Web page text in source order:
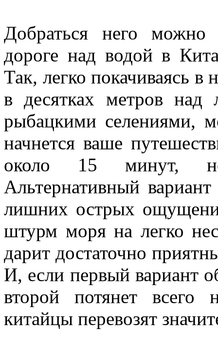
Добраться него
дороге над водой в
Так, легко покачиваясь
в десятках метров над
рыбацкими селениями,
начнется ваше
около 15 минут,
Альтернативный
лишних острых
штурм моря на легко
дарит достаточно
И, если первый вариант
второй потянет
китайцы перевозят